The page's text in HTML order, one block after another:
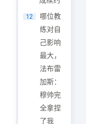
12
哪位教
练对自
己影响
最大，
法布雷
加斯：
穆帅完
全拿捏
了我